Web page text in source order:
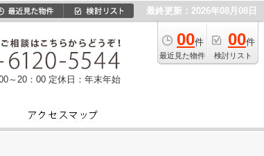
最終更新：2026年08月08日
00件
最近見た物件
00件
検討リスト
～20：00 定休日：年末年始